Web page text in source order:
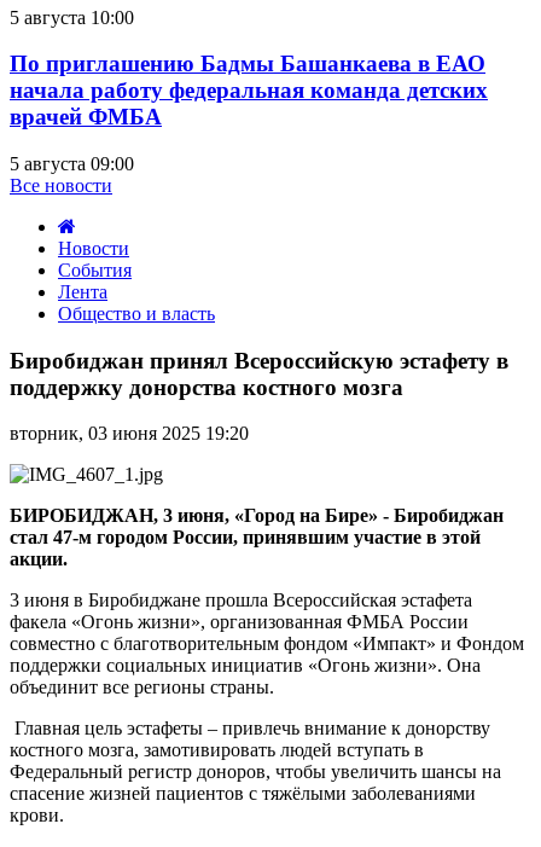
5 августа 10:00
По приглашению Бадмы Башанкаева в ЕАО
начала работу федеральная команда детских
врачей ФМБА
5 августа 09:00
Все новости
Новости
События
Лента
Общество и власть
принял
Всероссийскую
эстафету
поддержку
донорства
костного
мозга
Биробиджан принял Всероссийскую эстафету в
поддержку донорства костного мозга
вторник, 03 июня 2025 19:20
БИРОБИДЖАН, 3 июня, «Город на Бире» - Биробиджан
стал 47-м городом России, принявшим участие в этой
акции.
3 июня в Биробиджане прошла Всероссийская эстафета
факела «Огонь жизни», организованная ФМБА России
совместно с благотворительным фондом «Импакт» и Фондом
поддержки социальных инициатив «Огонь жизни». Она
объединит все регионы страны.
Главная цель эстафеты – привлечь внимание к донорству
костного мозга, замотивировать людей вступать в
Федеральный регистр доноров, чтобы увеличить шансы на
спасение жизней пациентов с тяжёлыми заболеваниями
крови.